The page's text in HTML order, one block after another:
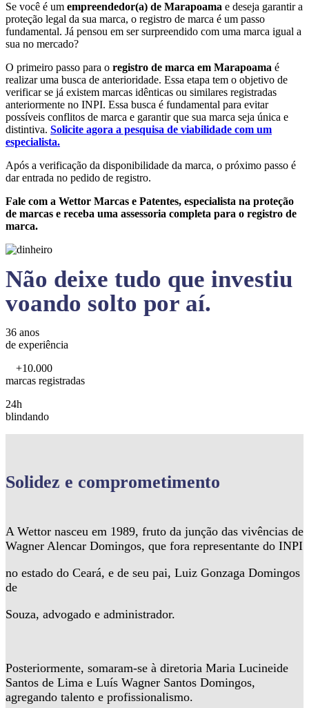
Se você é um empreendedor(a) de Marapoama e deseja garantir a
proteção legal da sua marca, o registro de marca é um passo
fundamental. Já pensou em ser surpreendido com uma marca igual a
sua no mercado?
O primeiro passo para o registro de marca em Marapoama é
realizar uma busca de anterioridade. Essa etapa tem o objetivo de
verificar se já existem marcas idênticas ou similares registradas
anteriormente no INPI. Essa busca é fundamental para evitar
possíveis conflitos de marca e garantir que sua marca seja única e
distintiva. Solicite agora a pesquisa de viabilidade com um
especialista.
Após a verificação da disponibilidade da marca, o próximo passo é
dar entrada no pedido de registro.
Fale com a Wettor Marcas e Patentes, especialista na proteção
de marcas e receba uma assessoria completa para o registro de
marca.
Não deixe tudo que investiu
voando solto por aí.
36 anos
de experiência
+10.000
marcas registradas
24h
blindando
Solidez e comprometimento
A Wettor nasceu em 1989, fruto da junção das vivências de
Wagner Alencar Domingos, que fora representante do INPI
no estado do Ceará, e de seu pai, Luiz Gonzaga Domingos
de
Souza, advogado e administrador.
Posteriormente, somaram-se à diretoria Maria Lucineide
Santos de Lima e Luís Wagner Santos Domingos,
agregando talento e profissionalismo.